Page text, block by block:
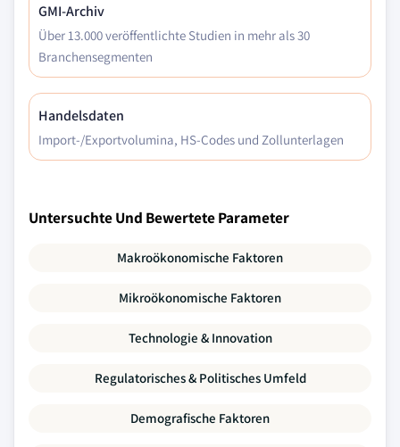
GMI-Archiv
Über 13.000 veröffentlichte Studien in mehr als 30
Branchensegmenten
Handelsdaten
Import-/Exportvolumina, HS-Codes und Zollunterlagen
Untersuchte Und Bewertete Parameter
Makroökonomische Faktoren
Mikroökonomische Faktoren
Technologie & Innovation
Regulatorisches & Politisches Umfeld
Demografische Faktoren